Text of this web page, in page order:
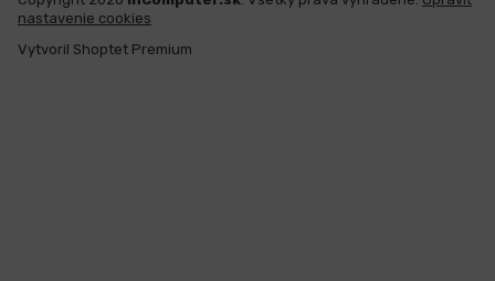
Vytvoril Shoptet Premium
nastavenie cookies